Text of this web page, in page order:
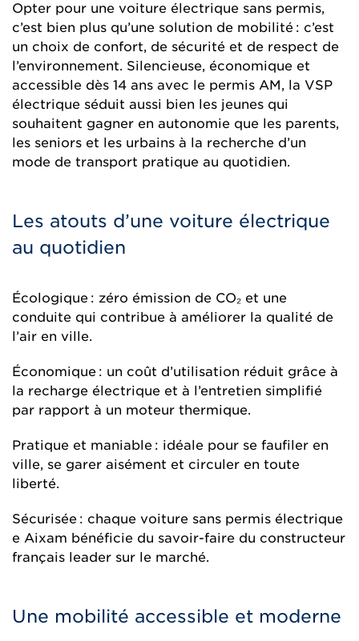
Opter pour une voiture électrique sans permis,
c’est bien plus qu’une solution de mobilité : c’est
un choix de confort, de sécurité et de respect de
l’environnement. Silencieuse, économique et
accessible dès 14 ans avec le permis AM, la VSP
électrique séduit aussi bien les jeunes qui
souhaitent gagner en autonomie que les parents,
les seniors et les urbains à la recherche d’un
mode de transport pratique au quotidien.
Les atouts d’une voiture électrique
au quotidien
Écologique : zéro émission de CO₂ et une
conduite qui contribue à améliorer la qualité de
l’air en ville.
Économique : un coût d’utilisation réduit grâce à
la recharge électrique et à l’entretien simplifié
par rapport à un moteur thermique.
Pratique et maniable : idéale pour se faufiler en
ville, se garer aisément et circuler en toute
liberté.
Sécurisée : chaque voiture sans permis électrique
e Aixam bénéficie du savoir-faire du constructeur
français leader sur le marché.
Une mobilité accessible et moderne